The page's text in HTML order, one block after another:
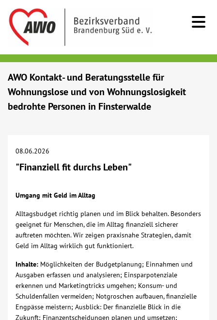
Senioren
Beratung & Hilfe
Über uns
Veranstaltungen
Spenden
Mitmachen
AWO Kontakt- und Beratungsstelle für
Wohnungslose und von Wohnungslosigkeit
bedrohte Personen in Finsterwalde
08.06.2026
"Finanziell fit durchs Leben"
Umgang mit Geld im Alltag
Alltagsbudget richtig planen und im Blick behalten. Besonders
geeignet für Menschen, die im Alltag finanziell sicherer
auftreten möchten. Wir zeigen praxisnahe Strategien, damit
Geld im Alltag wirklich gut funktioniert.
Inhalte: Möglichkeiten der Budgetplanung; Einnahmen und
Ausgaben erfassen und analysieren; Einsparpotenziale
erkennen und Marketingtricks umgehen; Konsum- und
Schuldenfallen vermeiden; Notgroschen aufbauen, finanzielle
Engpässe meistern; Ausblick: Der finanzielle Blick in die
Zukunft; Finanzentscheidungen planen und umsetzen;